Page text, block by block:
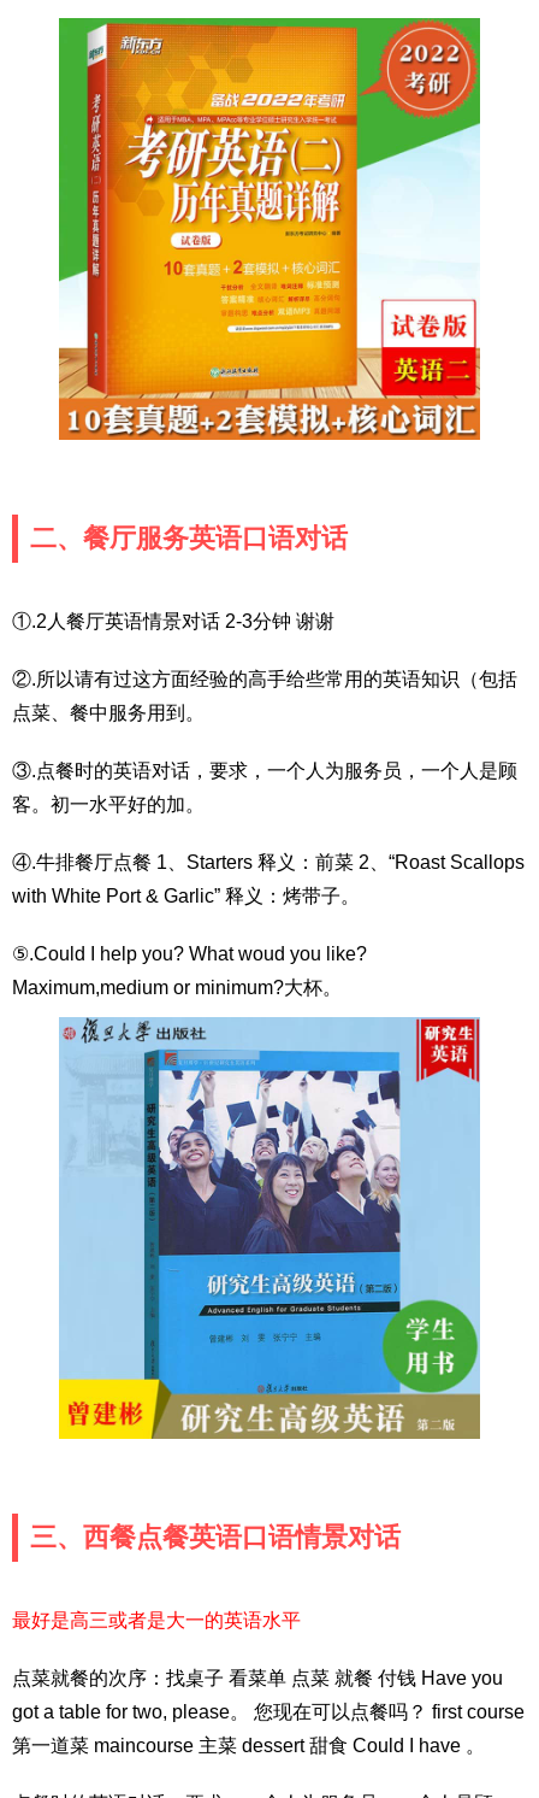
二、餐厅服务英语口语对话
①.2人餐厅英语情景对话 2-3分钟 谢谢
②.所以请有过这方面经验的高手给些常用的英语知识（包括
点菜、餐中服务用到。
③.点餐时的英语对话，要求，一个人为服务员，一个人是顾
客。初一水平好的加。
④.牛排餐厅点餐 1、Starters 释义：前菜 2、“Roast Scallops
with White Port & Garlic” 释义：烤带子。
⑤.Could I help you? What woud you like?
Maximum,medium or minimum?大杯。
三、西餐点餐英语口语情景对话
最好是高三或者是大一的英语水平
点菜就餐的次序：找桌子 看菜单 点菜 就餐 付钱 Have you
got a table for two, please。 您现在可以点餐吗？ first course
第一道菜 maincourse 主菜 dessert 甜食 Could I have 。